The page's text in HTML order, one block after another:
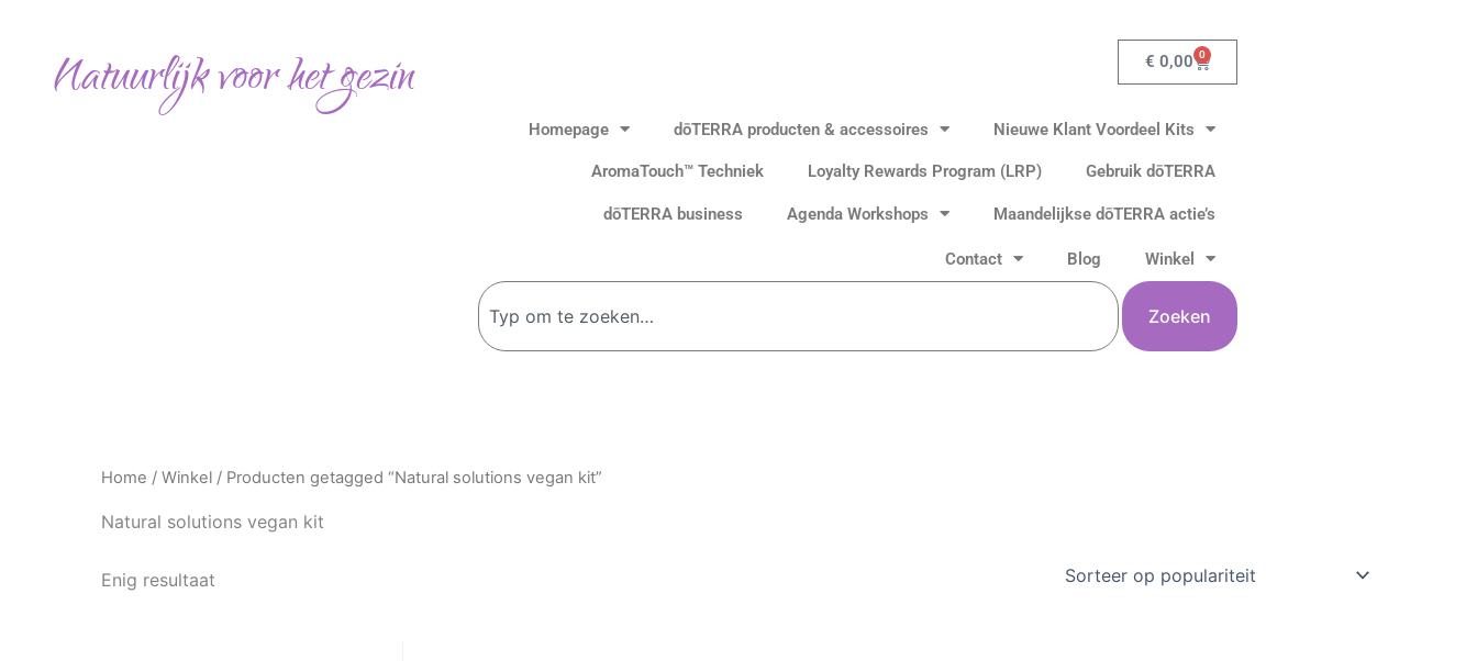
Natuurlijk voor het gezin € 0,00 0
Winkelwagen
Homepage dōTERRA producten & accessoires Nieuwe Klant Voordeel Kits
AromaTouch™ Techniek Loyalty Rewards Program (LRP) Gebruik dōTERRA
dōTERRA business Agenda Workshops Maandelijkse dōTERRA actie’s
Contact Blog Winkel
Zoeken
Zoeken
Home / Winkel / Producten getagged “Natural solutions vegan kit”
Natural solutions vegan kit
Enig resultaat